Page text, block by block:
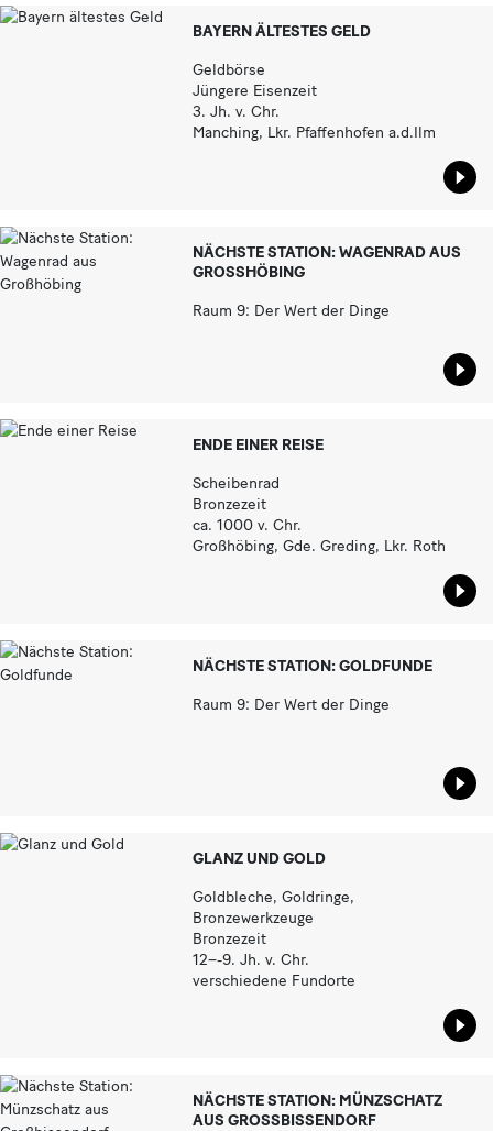
BAYERN ÄLTESTES GELD
Geldbörse
Jüngere Eisenzeit
3. Jh. v. Chr.
Manching, Lkr. Pfaffenhofen a.d.Ilm
NÄCHSTE STATION: WAGENRAD AUS
GROSSHÖBING
Raum 9: Der Wert der Dinge
ENDE EINER REISE
Scheibenrad
Bronzezeit
ca. 1000 v. Chr.
Großhöbing, Gde. Greding, Lkr. Roth
NÄCHSTE STATION: GOLDFUNDE
Raum 9: Der Wert der Dinge
GLANZ UND GOLD
Goldbleche, Goldringe,
Bronzewerkzeuge
Bronzezeit
12–-9. Jh. v. Chr.
verschiedene Fundorte
NÄCHSTE STATION: MÜNZSCHATZ
AUS GROSSBISSENDORF